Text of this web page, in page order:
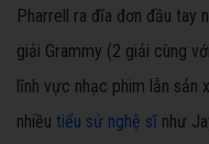
Pharrell ra đĩa đơn đầu tay
giải Grammy (2 giải cùng
lĩnh vực nhạc phim lẫn sản
nhiều tiểu sử nghệ sĩ như